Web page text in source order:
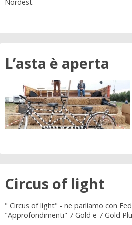
Nordest.
L’asta è aperta
Circus of light
" Circus of light" - ne parliamo con
"Approfondimenti" 7 Gold e 7 Gold